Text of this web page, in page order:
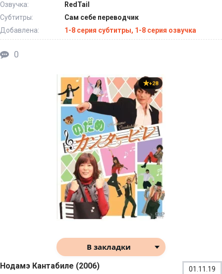
Озвучка:
RedTail
Субтитры:
Сам себе переводчик
Добавлена:
1-8 серия субтитры, 1-8 серия озвучка
0
+28
В закладки
Нодамэ Кантабиле (2006) 01.11.19